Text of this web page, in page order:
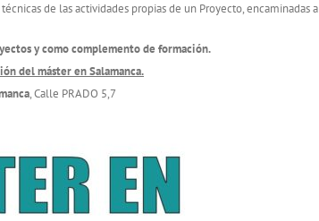
de las actividades propias de un Proyecto, encaminadas
y como complemento de formación.
del máster en Salamanca.
, Calle PRADO 5,7